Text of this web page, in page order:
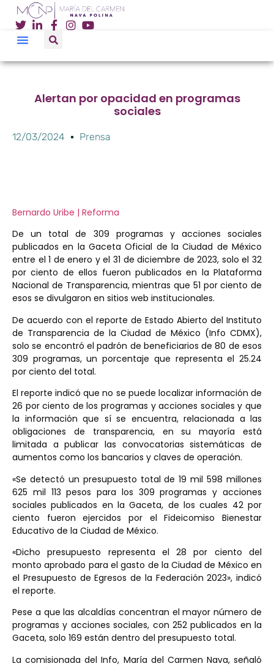
Alertan por opacidad en programas
sociales
12/03/2024 Prensa
Bernardo Uribe | Reforma
De un total de 309 programas y acciones sociales
publicados en la Gaceta Oficial de la Ciudad de México
entre el 1 de enero y el 31 de diciembre de 2023, solo el 32
por ciento de ellos fueron publicados en la Plataforma
Nacional de Transparencia, mientras que 51 por ciento de
esos se divulgaron en sitios web institucionales.
De acuerdo con el reporte de Estado Abierto del Instituto
de Transparencia de la Ciudad de México (Info CDMX),
solo se encontró el padrón de beneficiarios de 80 de esos
309 programas, un porcentaje que representa el 25.24
por ciento del total.
El reporte indicó que no se puede localizar información de
26 por ciento de los programas y acciones sociales y que
la información que sí se encuentra, relacionada a las
obligaciones de transparencia, en su mayoría está
limitada a publicar las convocatorias sistemáticas de
aumentos como los bancarios y claves de operación.
«Se detectó un presupuesto total de 19 mil 598 millones
625 mil 113 pesos para los 309 programas y acciones
sociales publicados en la Gaceta, de los cuales 42 por
ciento fueron ejercidos por el Fideicomiso Bienestar
Educativo de la Ciudad de México.
«Dicho presupuesto representa el 28 por ciento del
monto aprobado para el gasto de la Ciudad de México en
el Presupuesto de Egresos de la Federación 2023», indicó
el reporte.
Pese a que las alcaldías concentran el mayor número de
programas y acciones sociales, con 252 publicados en la
Gaceta, solo 169 están dentro del presupuesto total.
La comisionada del Info, María del Carmen Nava, señaló